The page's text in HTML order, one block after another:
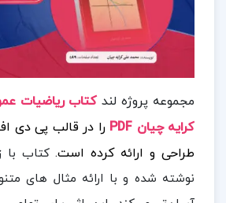
مجموعه پروژه لندکتاب
کرایه چیان PDF
را در قالب پی دی
طراحی و ارائه کرده است.کتاب با
نوشته شده و با ارائه مثال‌ های